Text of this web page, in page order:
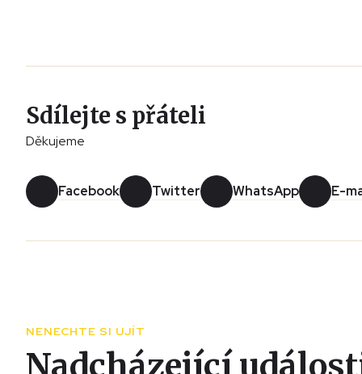
Sdílejte s přáteli
Děkujeme
Facebook Twitter WhatsApp E-
NENECHTE SI UJÍT
Nadcházející